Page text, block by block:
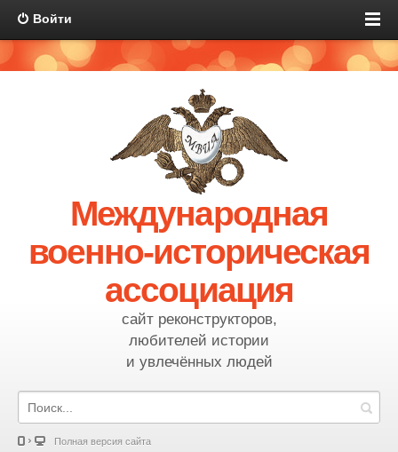
Войти
Международная
военно-историческая
ассоциация
сайт реконструкторов,
любителей истории
и увлечённых людей
Полная версия сайта